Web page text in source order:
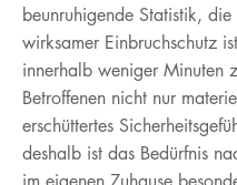
ERKLÄRUNG ZUR
DATA-ACT
WIDERRUF
beunruhigende Statistik,
wirksamer Einbruchschutz
innerhalb weniger Minuten
Betroffenen nicht nur
erschüttertes
deshalb ist das Bedürfnis